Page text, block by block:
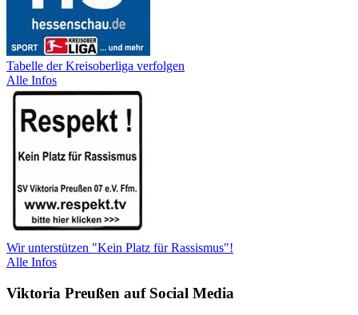
Tabelle der Kreisoberliga verfolgen
Alle Infos
Wir unterstützen "Kein Platz für Rassismus"!
Alle Infos
Viktoria Preußen auf Social Media